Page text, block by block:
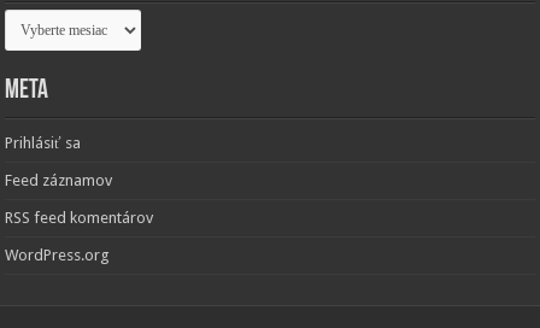
Archív
Meta
Prihlásiť sa
Feed záznamov
RSS feed komentárov
WordPress.org